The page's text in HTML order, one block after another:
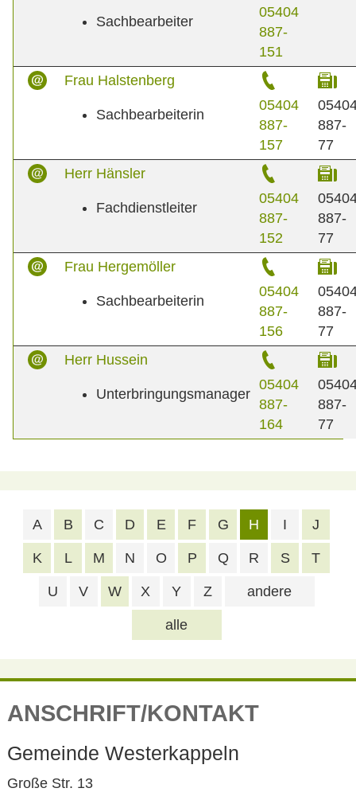
Sachbearbeiter
05404
887-
151
Frau Halstenberg
Sachbearbeiterin
05404
887-
157
887-
77
Herr Hänsler
Fachdienstleiter
05404
887-
152
887-
77
Frau Hergemöller
Sachbearbeiterin
05404
887-
156
887-
77
Herr Hussein
Unterbringungsmanager
05404
887-
164
887-
77
alle
A B C D E F G H I J
K L M N O P Q R S T
U V W X Y Z andere
ANSCHRIFT/KONTAKT
Gemeinde Westerkappeln
Große Str. 13